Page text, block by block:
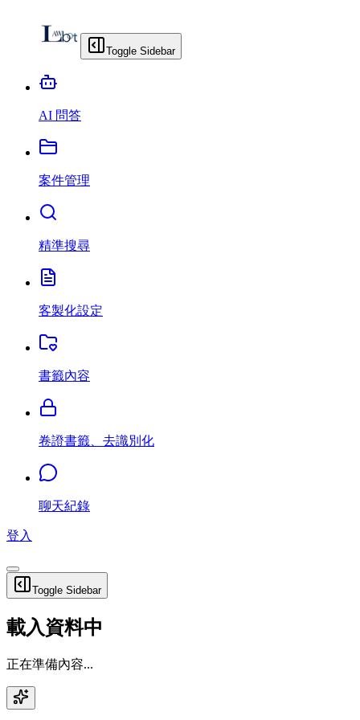
Toggle Sidebar
AI 問答
案件管理
精準搜尋
客製化設定
書籤內容
卷證書籤、去識別化
聊天紀錄
登入
Toggle Sidebar
載入資料中
正在準備內容...